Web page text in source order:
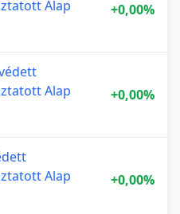
Alap
+0,00%
Alap
+0,00%
Alap
+0,00%